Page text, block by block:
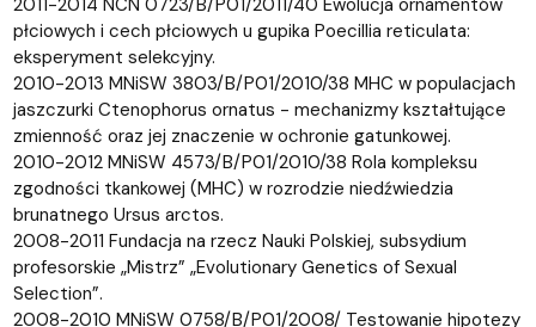
płciowych i cech płciowych u gupika Poecillia reticulata:
eksperyment selekcyjny.
2010-2013 MNiSW 3803/B/P01/2010/38 MHC w populacjach
jaszczurki Ctenophorus ornatus - mechanizmy kształtujące
zmienność oraz jej znaczenie w ochronie gatunkowej.
2010-2012 MNiSW 4573/B/P01/2010/38 Rola kompleksu
zgodności tkankowej (MHC) w rozrodzie niedźwiedzia
brunatnego Ursus arctos.
2008-2011 Fundacja na rzecz Nauki Polskiej, subsydium
profesorskie „Mistrz” „Evolutionary Genetics of Sexual
Selection”.
2008-2010 MNiSW 0758/B/P01/2008/ Testowanie hipotezy